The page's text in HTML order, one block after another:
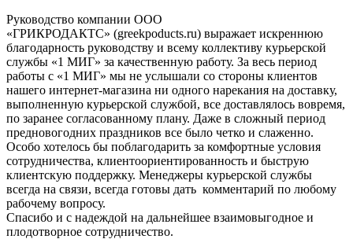
Руководство компании ООО
«ГРИКРОДАКТС» (greekpoducts.ru) выражает искреннюю
благодарность руководству и всему коллективу курьерской
службы «1 МИГ» за качественную работу. За весь период
работы с «1 МИГ» мы не услышали со стороны клиентов
нашего интернет-магазина ни одного нарекания на доставку,
выполненную курьерской службой, все доставлялось вовремя,
по заранее согласованному плану. Даже в сложный период
предновогодних праздников все было четко и слаженно.
Особо хотелось бы поблагодарить за комфортные условия
сотрудничества, клиентоориентированность и быструю
клиентскую поддержку. Менеджеры курьерской службы
всегда на связи, всегда готовы дать комментарий по любому
рабочему вопросу.
Спасибо и с надеждой на дальнейшее взаимовыгодное и
плодотворное сотрудничество.